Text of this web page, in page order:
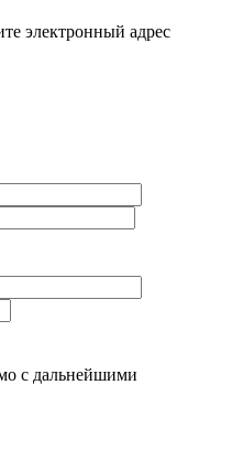
электронный адрес
с дальнейшими